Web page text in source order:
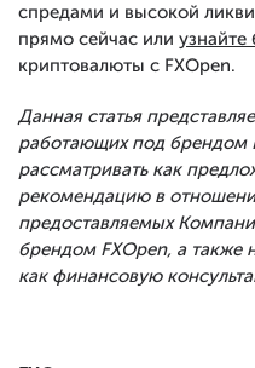
спредами и высокой
прямо сейчас или узнайте
криптовалюты с FXOpen.
Данная статья
работающих под брендом
рассматривать как
рекомендацию в
предоставляемых
брендом FXOpen, а также
как финансовую